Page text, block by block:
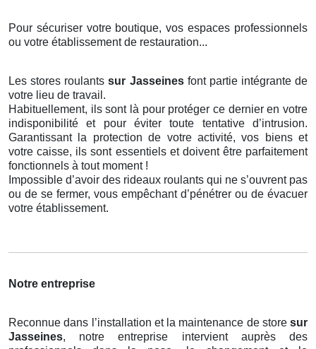
Pour sécuriser votre boutique, vos espaces professionnels
ou votre établissement de restauration...
Les stores roulantssur Jasseines font partie intégrante de
votre lieu de travail.
Habituellement, ils sont là pour protéger ce dernier en votre
indisponibilité et pour éviter toute tentative d’intrusion.
Garantissant la protection de votre activité, vos biens et
votre caisse, ils sont essentiels et doivent être parfaitement
fonctionnels à tout moment !
Impossible d’avoir des rideaux roulants qui ne s’ouvrent pas
ou de se fermer, vous empêchant d’pénétrer ou de évacuer
votre établissement.
Notre entreprise
Reconnue dans l’installation et la maintenance de store sur
Jasseines, notre entreprise intervient auprès des